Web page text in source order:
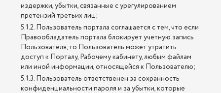
издержки, убытки, связанные с урегулированием
претензий третьих лиц;
5.1.2. Пользователь портала соглашается с тем, что если
Правообладатель портала блокирует учетную запись
Пользователя, то Пользователь может утратить
доступ к Порталу, Рабочему кабинету, любым файлам
или иной информации, относящейся к Пользователю;
5.1.3. Пользователь ответственен за сохранность
конфиденциальности пароля и за убытки, которые